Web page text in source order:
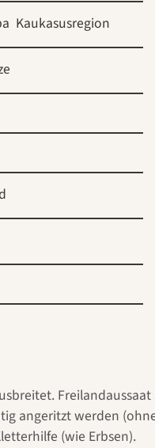
Kaukasusregion
angeritzt werden
(wie Erbsen).